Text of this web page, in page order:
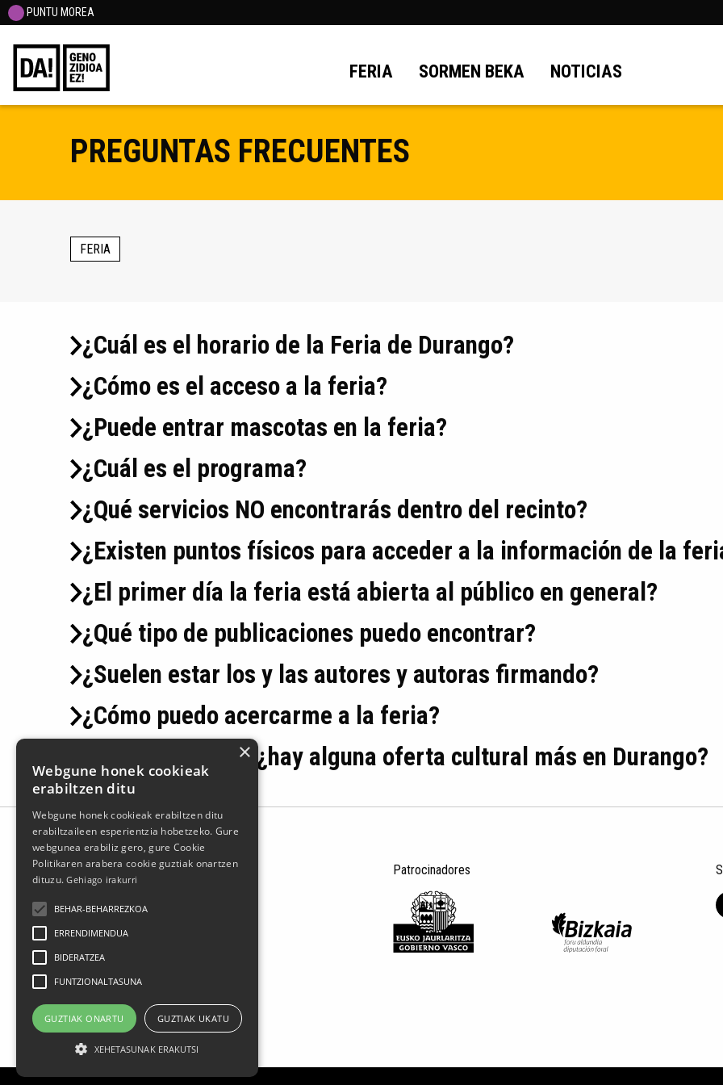
PUNTU MOREA
FERIA SORMEN BEKA NOTICIAS
PREGUNTAS FRECUENTES
FERIA
¿Cuál es el horario de la Feria de Durango?
¿Cómo es el acceso a la feria?
¿Puede entrar mascotas en la feria?
¿Cuál es el programa?
¿Qué servicios NO encontrarás dentro del recinto?
¿Existen puntos físicos para acceder a la información de la
¿El primer día la feria está abierta al público en general?
¿Qué tipo de publicaciones puedo encontrar?
¿Suelen estar los y las autores y autoras firmando?
¿Cómo puedo acercarme a la feria?
Los días de feria ¿hay alguna oferta cultural más en Durango?
Larrasoloeta, 3 48200 Durango
Tel.: 94 681 80 66
Patrocinadores
×
Webgune honek cookieak
erabiltzen ditu
Webgune honek cookieak erabiltzen ditu
erabiltzaileen esperientzia hobetzeko. Gure
webgunea erabiliz gero, gure Cookie
Politikaren arabera cookie guztiak onartzen
dituzu.Gehiago irakurri
BEHAR-BEHARREZKOA
ERRENDIMENDUA
BIDERATZEA
FUNTZIONALTASUNA
GUZTIAK ONARTU GUZTIAK UKATU
XEHETASUNAK ERAKUTSI